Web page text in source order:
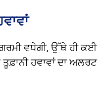
ਵਧੇਗੀ, ਉੱਥੇ ਹੀ ਕਈ
ਹਵਾਵਾਂ ਦਾ ਅਲਰਟ